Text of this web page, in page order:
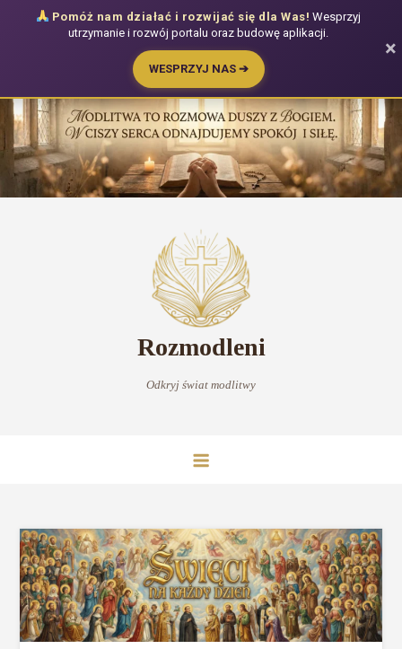
do
treści
Rozmodleni
Odkryj świat modlitwy
Pomóż nam działać i rozwijać się dla Was! Wesprzyj
utrzymanie i rozwój portalu oraz budowę aplikacji.
WESPRZYJ NAS ➔
×